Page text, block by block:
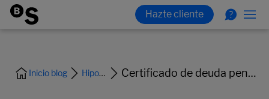
Inicio blog Hipoteca y vivienda Certificado de deuda pendiente de la hipoteca: ¿qué es y cómo se puede solicitar?